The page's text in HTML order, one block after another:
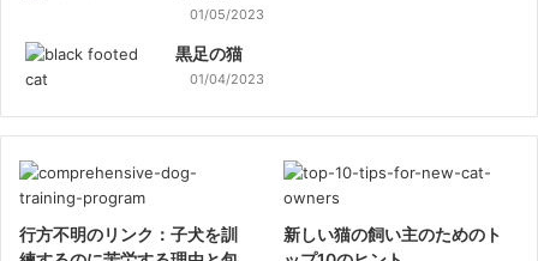
01/05/2023
黒足の猫
01/04/2023
行方不明のリンク：子犬を訓
新しい猫の飼い主のためのト